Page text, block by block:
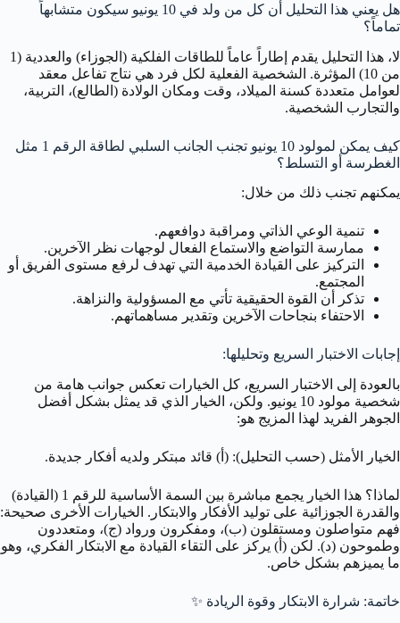
هل يعني هذا التحليل أن كل من ولد في 10 يونيو سيكون متشابهاً
تماماً؟
لا، هذا التحليل يقدم إطاراً عاماً للطاقات الفلكية (الجوزاء) والعددية (1
من 10) المؤثرة. الشخصية الفعلية لكل فرد هي نتاج تفاعل معقد
لعوامل متعددة كسنة الميلاد، وقت ومكان الولادة (الطالع)، التربية،
والتجارب الشخصية.
كيف يمكن لمولود 10 يونيو تجنب الجانب السلبي لطاقة الرقم 1 مثل
الغطرسة أو التسلط؟
يمكنهم تجنب ذلك من خلال:
تنمية الوعي الذاتي ومراقبة دوافعهم.
ممارسة التواضع والاستماع الفعال لوجهات نظر الآخرين.
التركيز على القيادة الخدمية التي تهدف لرفع مستوى الفريق أو
المجتمع.
تذكر أن القوة الحقيقية تأتي مع المسؤولية والنزاهة.
الاحتفاء بنجاحات الآخرين وتقدير مساهماتهم.
إجابات الاختبار السريع وتحليلها:
بالعودة إلى الاختبار السريع، كل الخيارات تعكس جوانب هامة من
شخصية مولود 10 يونيو. ولكن، الخيار الذي قد يمثل بشكل أفضل
الجوهر الفريد لهذا المزيج هو:
الخيار الأمثل (حسب التحليل): (أ) قائد مبتكر ولديه أفكار جديدة.
لماذا؟ هذا الخيار يجمع مباشرة بين السمة الأساسية للرقم 1 (القيادة)
والقدرة الجوزائية على توليد الأفكار والابتكار. الخيارات الأخرى صحيحة:
فهم متواصلون ومستقلون (ب)، ومفكرون ورواد (ج)، ومتعددون
وطموحون (د). لكن (أ) يركز على التقاء القيادة مع الابتكار الفكري، وهو
ما يميزهم بشكل خاص.
خاتمة: شرارة الابتكار وقوة الريادة ✨